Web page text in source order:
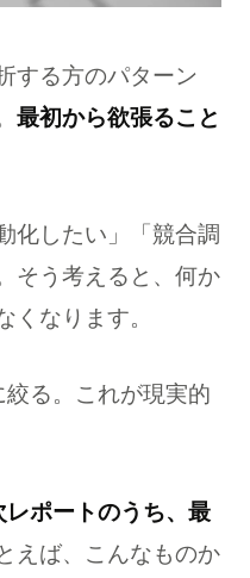
する方のパターン
最初から欲張ること
化したい」「競合調
そう考えると、何か
くなります。
る。これが現実的
レポートのうち、最
えば、こんなものか